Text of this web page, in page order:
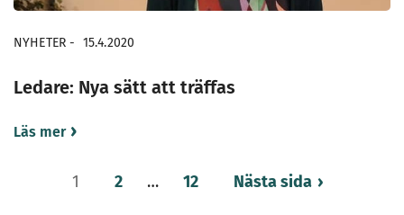
NYHETER - 15.4.2020
Ledare: Nya sätt att träffas
Läs mer
1 2 … 12 Nästa sida